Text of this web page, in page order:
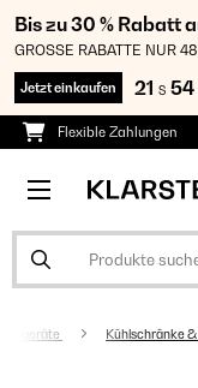
Bis zu 30 % Rabatt
GROSSE RABATTE NUR
Jetzt einkaufen 21 S 54
Flexible Zahlungen
Kühlschränke